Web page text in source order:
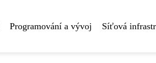
Programování a vývoj Síťová